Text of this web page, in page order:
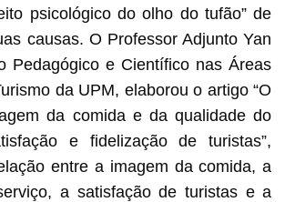
psicológico do olho do tufão” de
causas. O Professor Adjunto Yan
Pedagógico e Científico nas Áreas
da UPM, elaborou o artigo “O
da comida e da qualidade do
e fidelização de turistas”,
entre a imagem da comida, a
a satisfação de turistas e a